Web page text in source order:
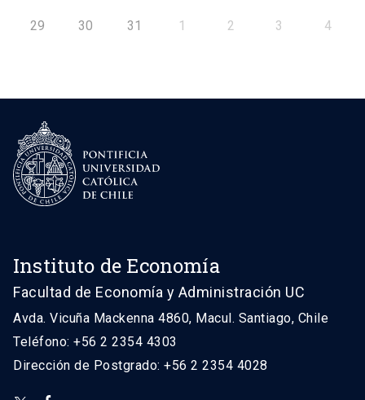
29 30 31 1 2 3 4
Instituto de Economía
Facultad de Economía y Administración UC
Avda. Vicuña Mackenna 4860, Macul. Santiago, Chile
Teléfono: +56 2 2354 4303
Dirección de Postgrado: +56 2 2354 4028